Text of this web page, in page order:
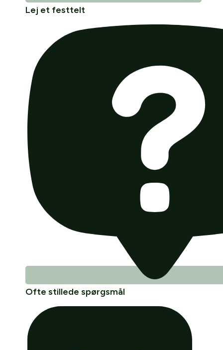
Lej et festtelt
Ofte stillede spørgsmål